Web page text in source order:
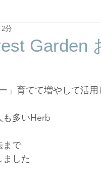
Garden
分
」育てて増やして活用
も多いHerb
まで
した